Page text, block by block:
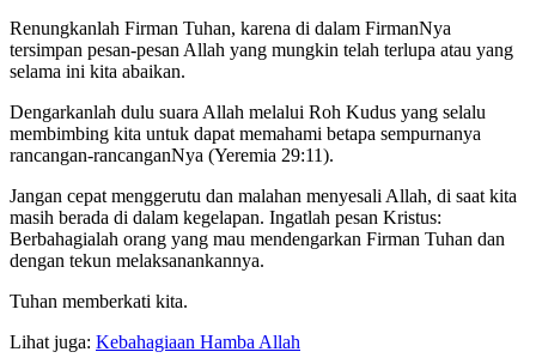
Renungkanlah Firman Tuhan, karena di dalam FirmanNya
tersimpan pesan-pesan Allah yang mungkin telah terlupa atau yang
selama ini kita abaikan.
Dengarkanlah dulu suara Allah melalui Roh Kudus yang selalu
membimbing kita untuk dapat memahami betapa sempurnanya
rancangan-rancanganNya (Yeremia 29:11).
Jangan cepat menggerutu dan malahan menyesali Allah, di saat kita
masih berada di dalam kegelapan. Ingatlah pesan Kristus:
Berbahagialah orang yang mau mendengarkan Firman Tuhan dan
dengan tekun melaksanankannya.
Tuhan memberkati kita.
Lihat juga: Kebahagiaan Hamba Allah